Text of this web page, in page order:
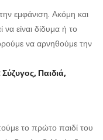
εμφάνιση. Ακόμη και
είναι δίδυμα ή το
να αρνηθούμε την
Παιδιά,
το πρώτο παιδί του